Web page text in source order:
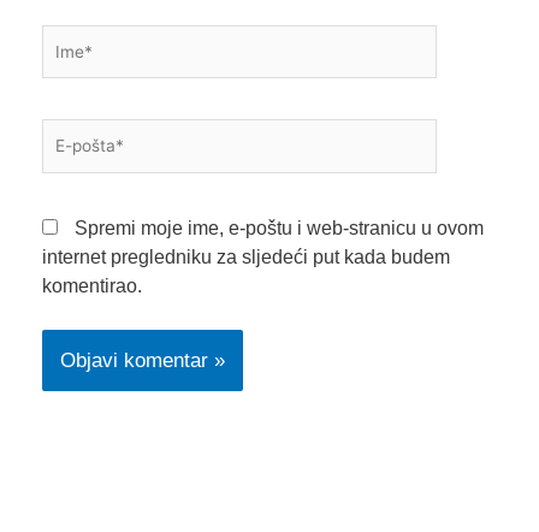
pošta*
Spremi moje ime, e-poštu i web-stranicu u ovom
internet pregledniku za sljedeći put kada budem
komentirao.